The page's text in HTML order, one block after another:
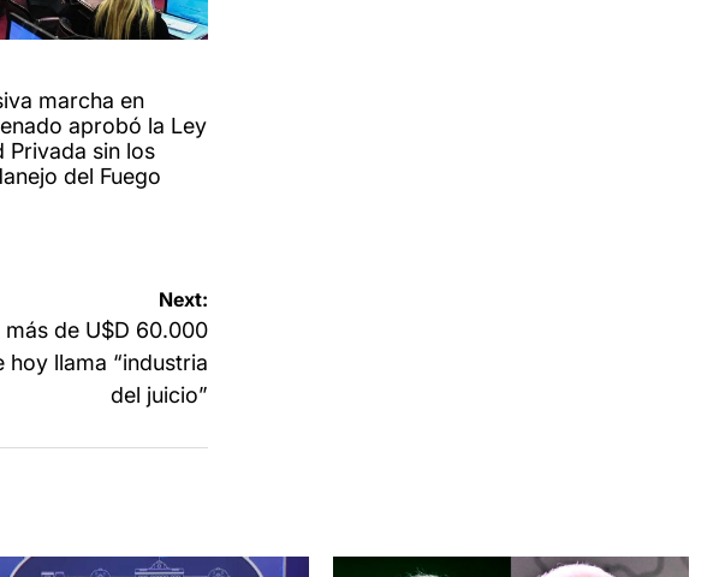
marcha en
aprobó la Ley
Privada sin los
del Fuego
Next:
de U$D 60.000
llama “industria
del juicio”